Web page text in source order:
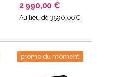
2 990,00 €
Au lieu de 3590.00€
promo du moment